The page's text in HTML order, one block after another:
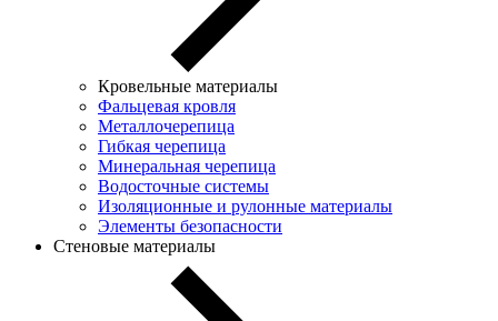
Кровельные материалы
Фальцевая кровля
Металлочерепица
Гибкая черепица
Минеральная черепица
Водосточные системы
Изоляционные и рулонные материалы
Элементы безопасности
Стеновые материалы